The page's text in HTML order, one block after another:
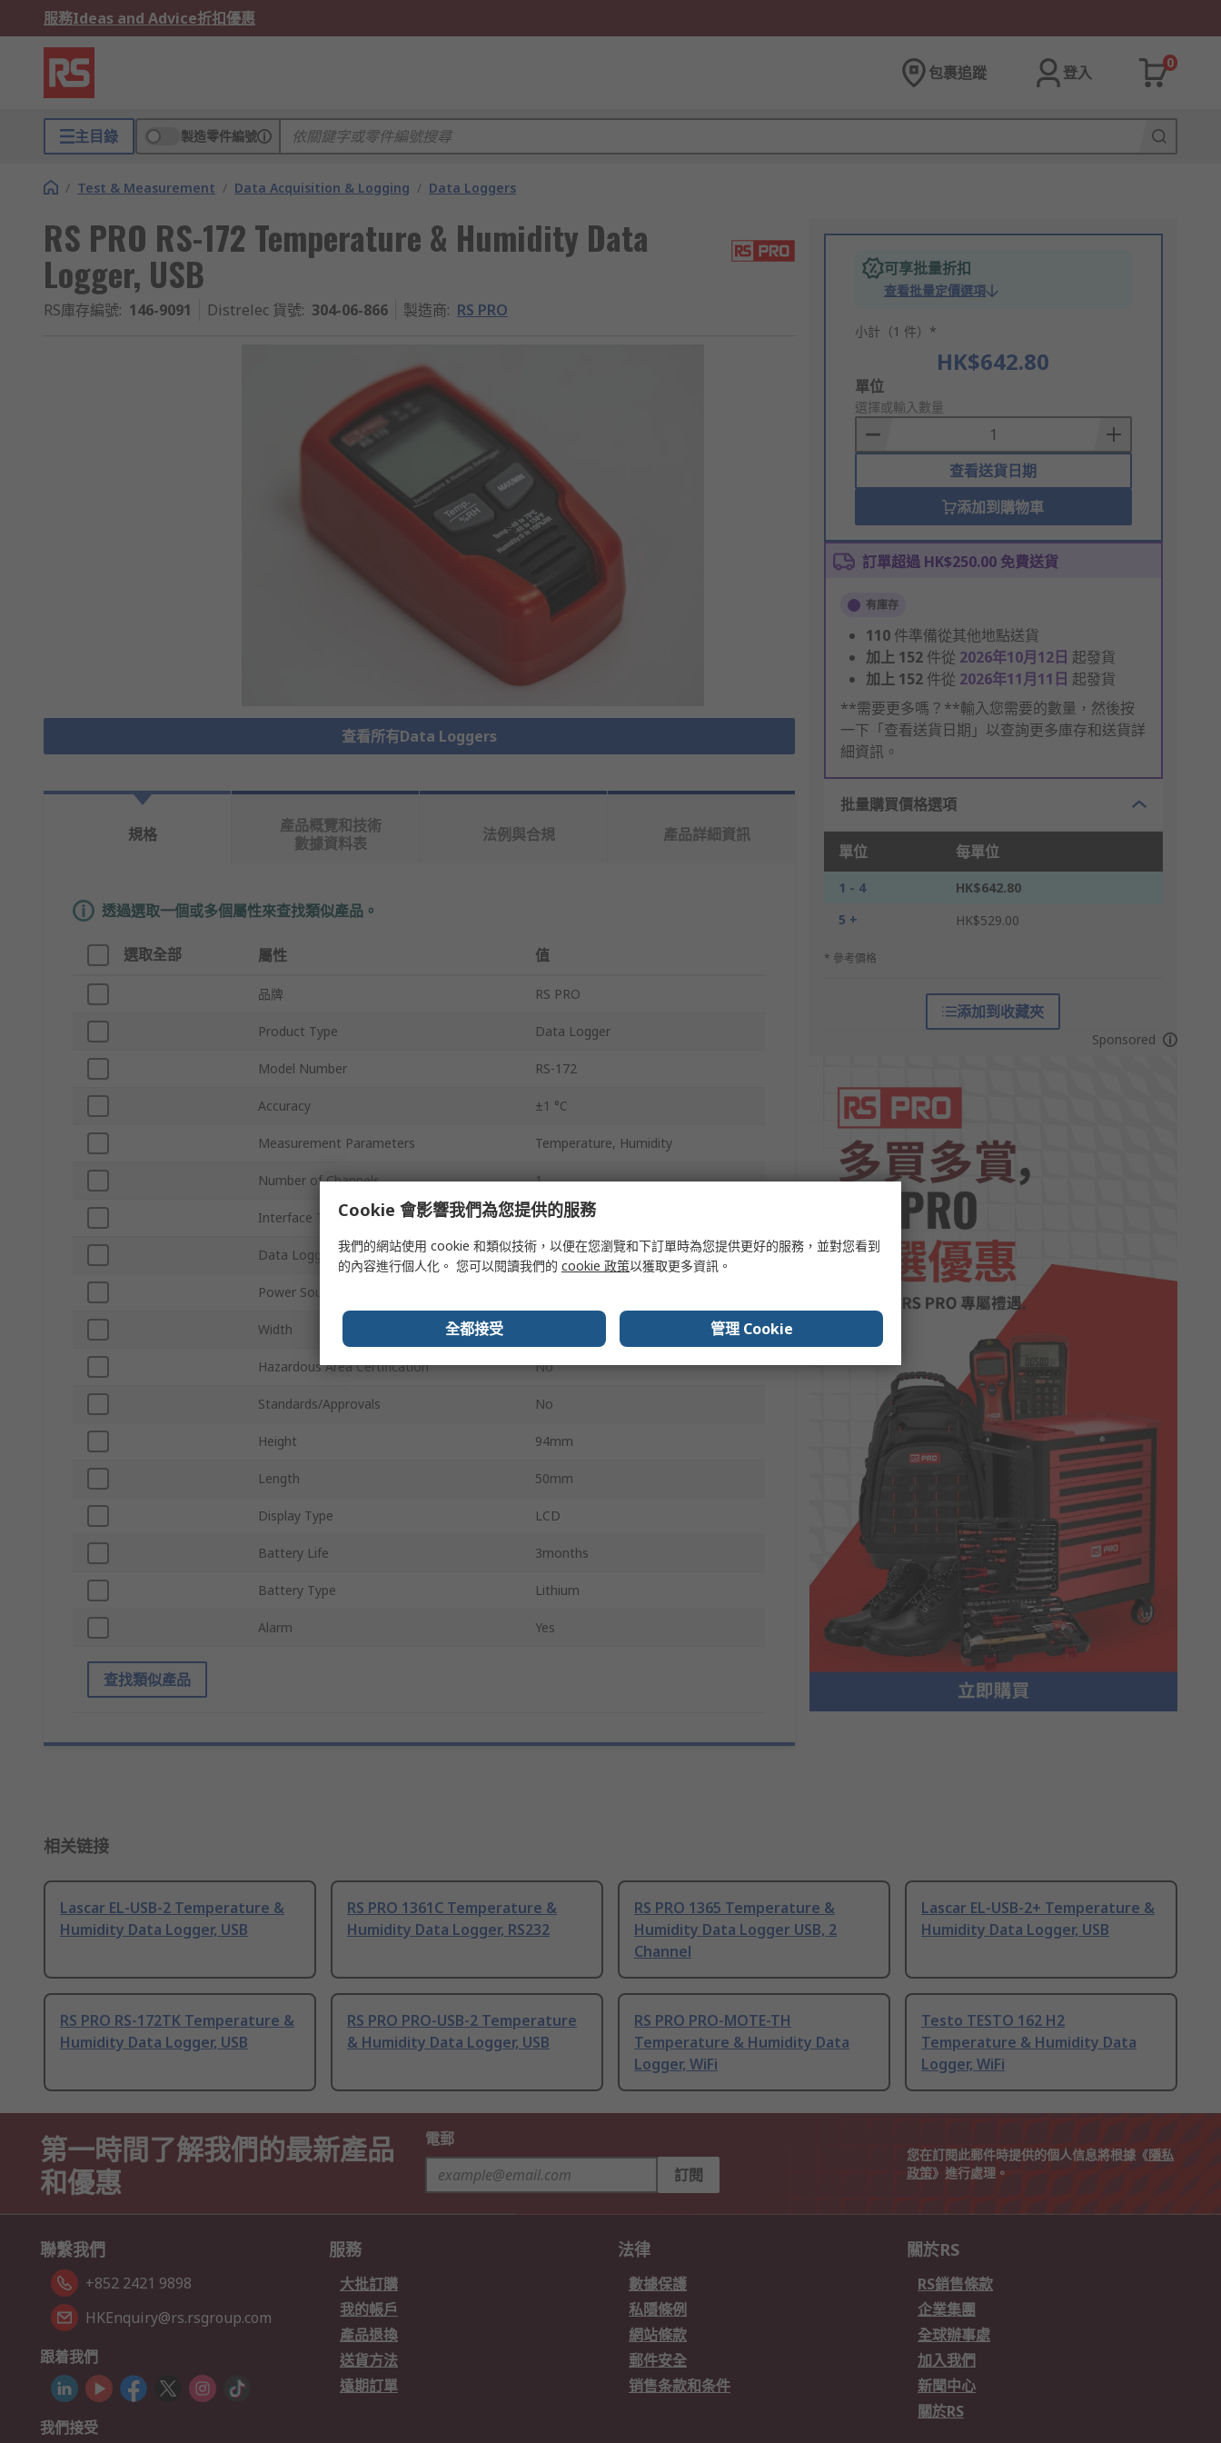
服務Ideas and Advice折扣優惠
包裹追蹤 登入
0
主目錄 製造零件編號
/ Test & Measurement / Data Acquisition & Logging / Data Loggers
RS PRO RS-172 Temperature & Humidity Data
Logger, USB
RS庫存編號: 146-9091 Distrelec 貨號: 304-06-866 製造商: RS PRO
查看所有Data Loggers
可享批量折扣
查看批量定價選項
小計（1 件）*
HK$642.80
Add
to
Basket
單位
選擇或輸入數量
查看送貨日期
添加到購物車
訂單超過 HK$250.00 免費送貨
有庫存
110 件準備從其他地點送貨
加上 152 件從 2026年10月12日 起發貨
加上 152 件從 2026年11月11日 起發貨
**需要更多嗎？**輸入您需要的數量，然後按
一下「查看送貨日期」以查詢更多庫存和送貨詳
細資訊。
批量購買價格選項
單位 每單位
1 - 4
HK$642.80
5 +
HK$529.00
* 參考價格
添加到收藏夾
Sponsored
規格
產品概覽和技術
數據資料表
法例與合規 產品詳細資訊
透過選取一個或多個屬性來查找類似產品。
選取全部 屬性 值
品牌 RS PRO
Product Type Data Logger
Model Number RS-172
Accuracy ±1 °C
Measurement Parameters Temperature, Humidity
Number of Channels 1
Interface Type USB
Data Logger Type Temperature & Humidity
Power Source
Width
Hazardous Area Certification No
Standards/Approvals No
Height 94mm
Length 50mm
Display Type LCD
Battery Life 3months
Battery Type Lithium
Alarm Yes
查找類似產品
相关链接
Lascar EL-USB-2 Temperature &
Humidity Data Logger, USB
RS PRO 1361C Temperature &
Humidity Data Logger, RS232
RS PRO 1365 Temperature &
Humidity Data Logger USB, 2
Channel
Lascar EL-USB-2+ Temperature &
Humidity Data Logger, USB
RS PRO RS-172TK Temperature &
Humidity Data Logger, USB
RS PRO PRO-USB-2 Temperature
& Humidity Data Logger, USB
RS PRO PRO-MOTE-TH
Temperature & Humidity Data
Logger, WiFi
Testo TESTO 162 H2
Temperature & Humidity Data
Logger, WiFi
第一時間了解我們的最新產品
和優惠
電郵
訂閱
您在訂閱此郵件時提供的個人信息將根據《隱私
政策》進行處理。
聯繫我們
+852 2421 9898
HKEnquiry@rs.rsgroup.com
跟着我們
我們接受
服務
大批訂購
我的帳戶
產品退換
送貨方法
遠期訂單
法律
數據保護
私隱條例
網站條款
郵件安全
销售条款和条件
關於RS
RS銷售條款
企業集團
全球辦事處
加入我們
新聞中心
關於RS
Cookie 會影響我們為您提供的服務
我們的網站使用 cookie 和類似技術，以便在您瀏覽和下訂單時為您提供更好的服務，並對您看到
的內容進行個人化。 您可以閱讀我們的 cookie 政策以獲取更多資訊。
全都接受 管理 Cookie